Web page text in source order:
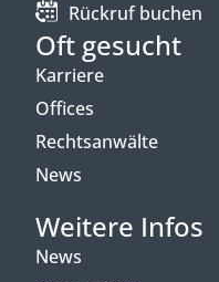
Rückruf buchen
Oft gesucht
Karriere
Offices
Rechtsanwälte
News
Weitere Infos
News